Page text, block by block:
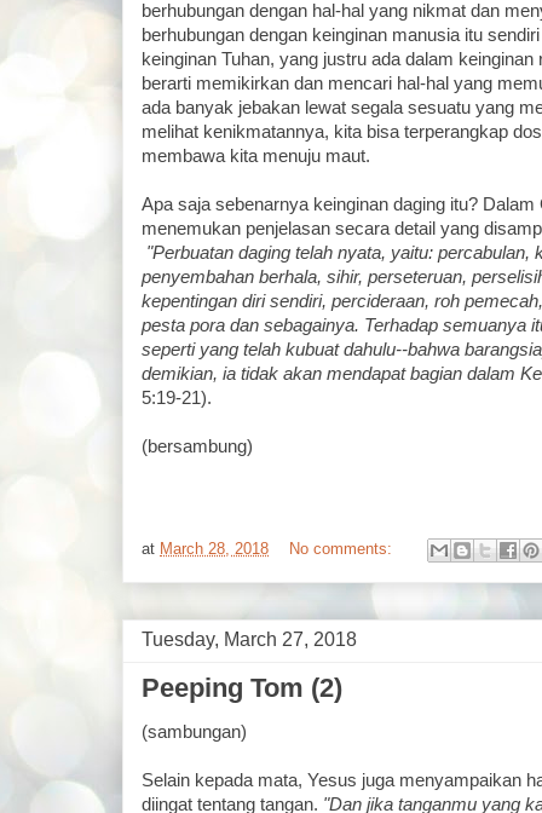
berhubungan dengan hal-hal yang nikmat dan
berhubungan dengan keinginan manusia itu
keinginan Tuhan, yang justru ada dalam keinginan
berarti memikirkan dan mencari hal-hal yang
ada banyak jebakan lewat segala sesuatu yang
melihat kenikmatannya, kita bisa terperangkap
membawa kita menuju maut.
Apa saja sebenarnya keinginan daging itu? Dalam
menemukan penjelasan secara detail yang
"Perbuatan daging telah nyata, yaitu: percabulan,
penyembahan berhala, sihir, perseteruan,
kepentingan diri sendiri, percideraan, roh
pesta pora dan sebagainya. Terhadap semuanya
seperti yang telah kubuat dahulu--bahwa
demikian, ia tidak akan mendapat bagian dalam
5:19-21).
(bersambung)
at March 28, 2018 No comments:
Tuesday, March 27, 2018
Peeping Tom (2)
(sambungan)
Selain kepada mata, Yesus juga menyampaikan
diingat tentang tangan. "Dan jika tanganmu yang